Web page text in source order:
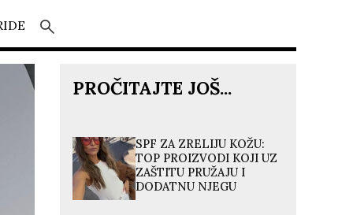
PROČITAJTE JOŠ...
SPF ZA ZRELIJU KOŽU:
TOP PROIZVODI KOJI UZ
ZAŠTITU PRUŽAJU I
DODATNU NJEGU